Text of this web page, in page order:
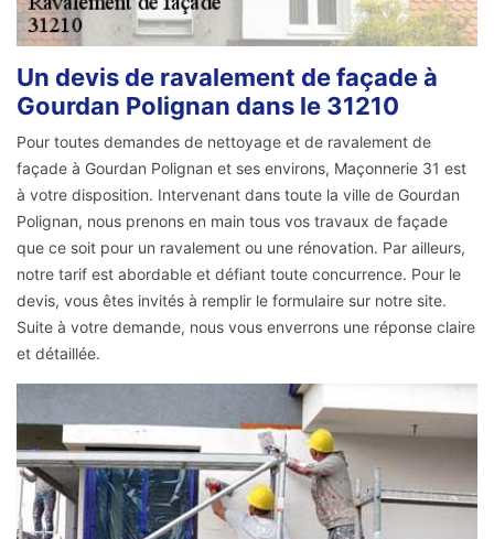
Un devis de ravalement de façade à
Gourdan Polignan dans le 31210
Pour toutes demandes de nettoyage et de ravalement de
façade à Gourdan Polignan et ses environs, Maçonnerie 31 est
à votre disposition. Intervenant dans toute la ville de Gourdan
Polignan, nous prenons en main tous vos travaux de façade
que ce soit pour un ravalement ou une rénovation. Par ailleurs,
notre tarif est abordable et défiant toute concurrence. Pour le
devis, vous êtes invités à remplir le formulaire sur notre site.
Suite à votre demande, nous vous enverrons une réponse claire
et détaillée.